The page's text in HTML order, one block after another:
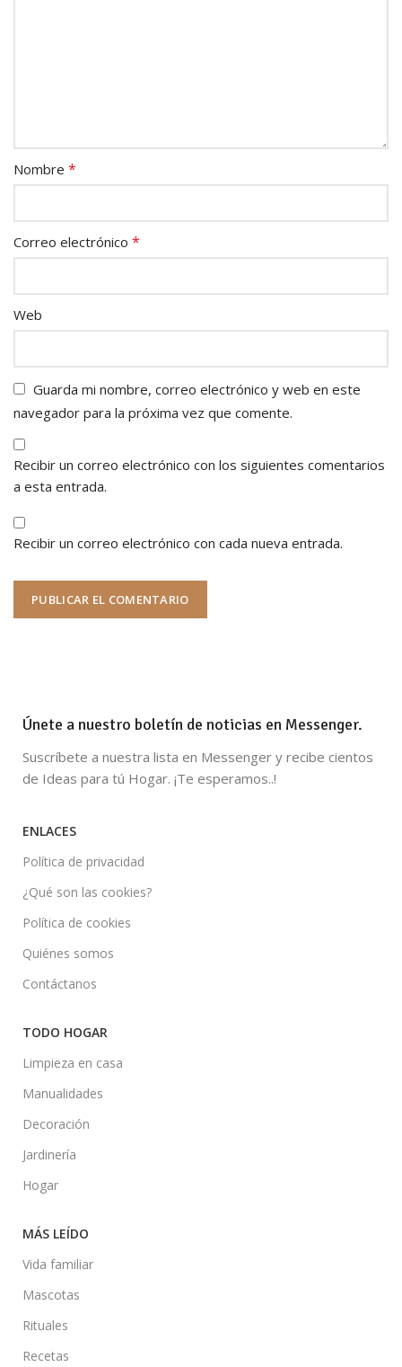
Nombre *
Correo electrónico *
Web
Guarda mi nombre, correo electrónico y web en este
navegador para la próxima vez que comente.
Recibir un correo electrónico con los siguientes comentarios
a esta entrada.
Recibir un correo electrónico con cada nueva entrada.
Únete a nuestro boletín de noticias en Messenger.
Suscríbete a nuestra lista en Messenger y recibe cientos
de Ideas para tú Hogar. ¡Te esperamos..!
ENLACES
Política de privacidad
¿Qué son las cookies?
Política de cookies
Quiénes somos
Contáctanos
TODO HOGAR
Limpieza en casa
Manualidades
Decoración
Jardinería
Hogar
MÁS LEÍDO
Vida familiar
Mascotas
Rituales
Recetas